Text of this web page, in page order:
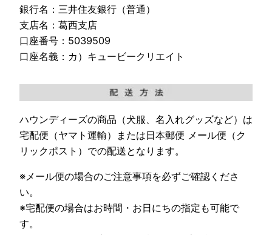
銀行名：三井住友銀行（普通）
支店名：葛西支店
口座番号：5039509
口座名義：カ）キュービークリエイト
ハウンディーズの商品（犬服、名入れグッズなど）は
宅配便（ヤマト運輸）または日本郵便 メール便（ク
リックポスト）での配送となります。
※メール便の場合のご注意事項を必ずご確認くださ
い。
※宅配便の場合はお時間・お日にちの指定も可能で
す。